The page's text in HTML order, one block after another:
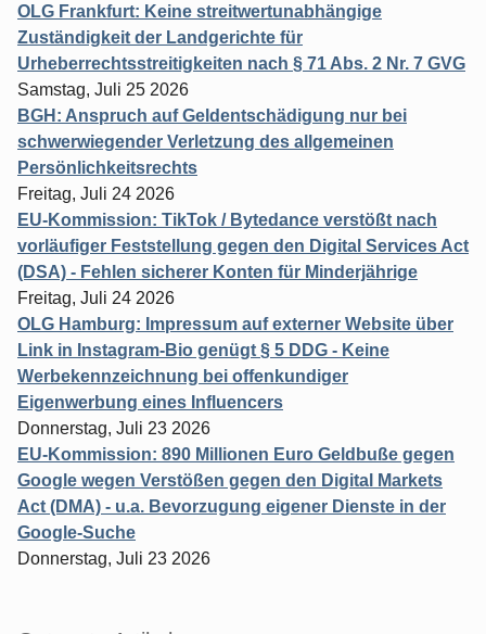
OLG Frankfurt: Keine streitwertunabhängige
Zuständigkeit der Landgerichte für
Urheberrechtsstreitigkeiten nach § 71 Abs. 2 Nr. 7 GVG
Samstag, Juli 25 2026
BGH: Anspruch auf Geldentschädigung nur bei
schwerwiegender Verletzung des allgemeinen
Persönlichkeitsrechts
Freitag, Juli 24 2026
EU-Kommission: TikTok / Bytedance verstößt nach
vorläufiger Feststellung gegen den Digital Services Act
(DSA) - Fehlen sicherer Konten für Minderjährige
Freitag, Juli 24 2026
OLG Hamburg: Impressum auf externer Website über
Link in Instagram-Bio genügt § 5 DDG - Keine
Werbekennzeichnung bei offenkundiger
Eigenwerbung eines Influencers
Donnerstag, Juli 23 2026
EU-Kommission: 890 Millionen Euro Geldbuße gegen
Google wegen Verstößen gegen den Digital Markets
Act (DMA) - u.a. Bevorzugung eigener Dienste in der
Google-Suche
Donnerstag, Juli 23 2026